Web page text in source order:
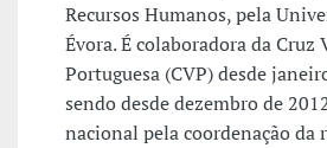
Recursos Humanos, pela
Évora. É colaboradora da Cruz
Portuguesa (CVP) desde
sendo desde dezembro de
nacional pela coordenação da